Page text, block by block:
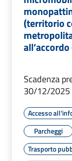
(territorio
Scadenza
30/12/2025
Accesso
Parcheggi
Trasporto